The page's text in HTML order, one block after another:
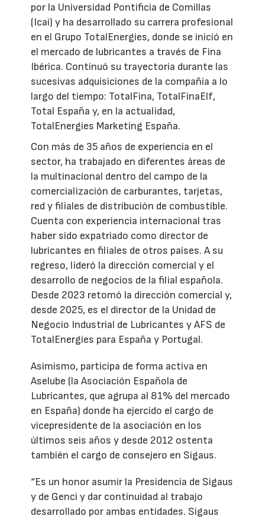
por la Universidad Pontificia de Comillas
(Icai) y ha desarrollado su carrera profesional
en el Grupo TotalEnergies, donde se inició en
el mercado de lubricantes a través de Fina
Ibérica. Continuó su trayectoria durante las
sucesivas adquisiciones de la compañía a lo
largo del tiempo: TotalFina, TotalFinaElf,
Total España y, en la actualidad,
TotalEnergies Marketing España.
Con más de 35 años de experiencia en el
sector, ha trabajado en diferentes áreas de
la multinacional dentro del campo de la
comercialización de carburantes, tarjetas,
red y filiales de distribución de combustible.
Cuenta con experiencia internacional tras
haber sido expatriado como director de
lubricantes en filiales de otros países. A su
regreso, lideró la dirección comercial y el
desarrollo de negocios de la filial española.
Desde 2023 retomó la dirección comercial y,
desde 2025, es el director de la Unidad de
Negocio Industrial de Lubricantes y AFS de
TotalEnergies para España y Portugal.
Asimismo, participa de forma activa en
Aselube (la Asociación Española de
Lubricantes, que agrupa al 81% del mercado
en España) donde ha ejercido el cargo de
vicepresidente de la asociación en los
últimos seis años y desde 2012 ostenta
también el cargo de consejero en Sigaus.
“Es un honor asumir la Presidencia de Sigaus
y de Genci y dar continuidad al trabajo
desarrollado por ambas entidades. Sigaus